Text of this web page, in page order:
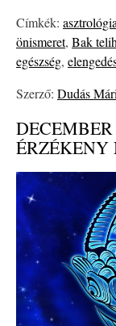
Címkék:
önismeret, Bak
egészség,
Szerző: Dudás
ÉRZÉKENY